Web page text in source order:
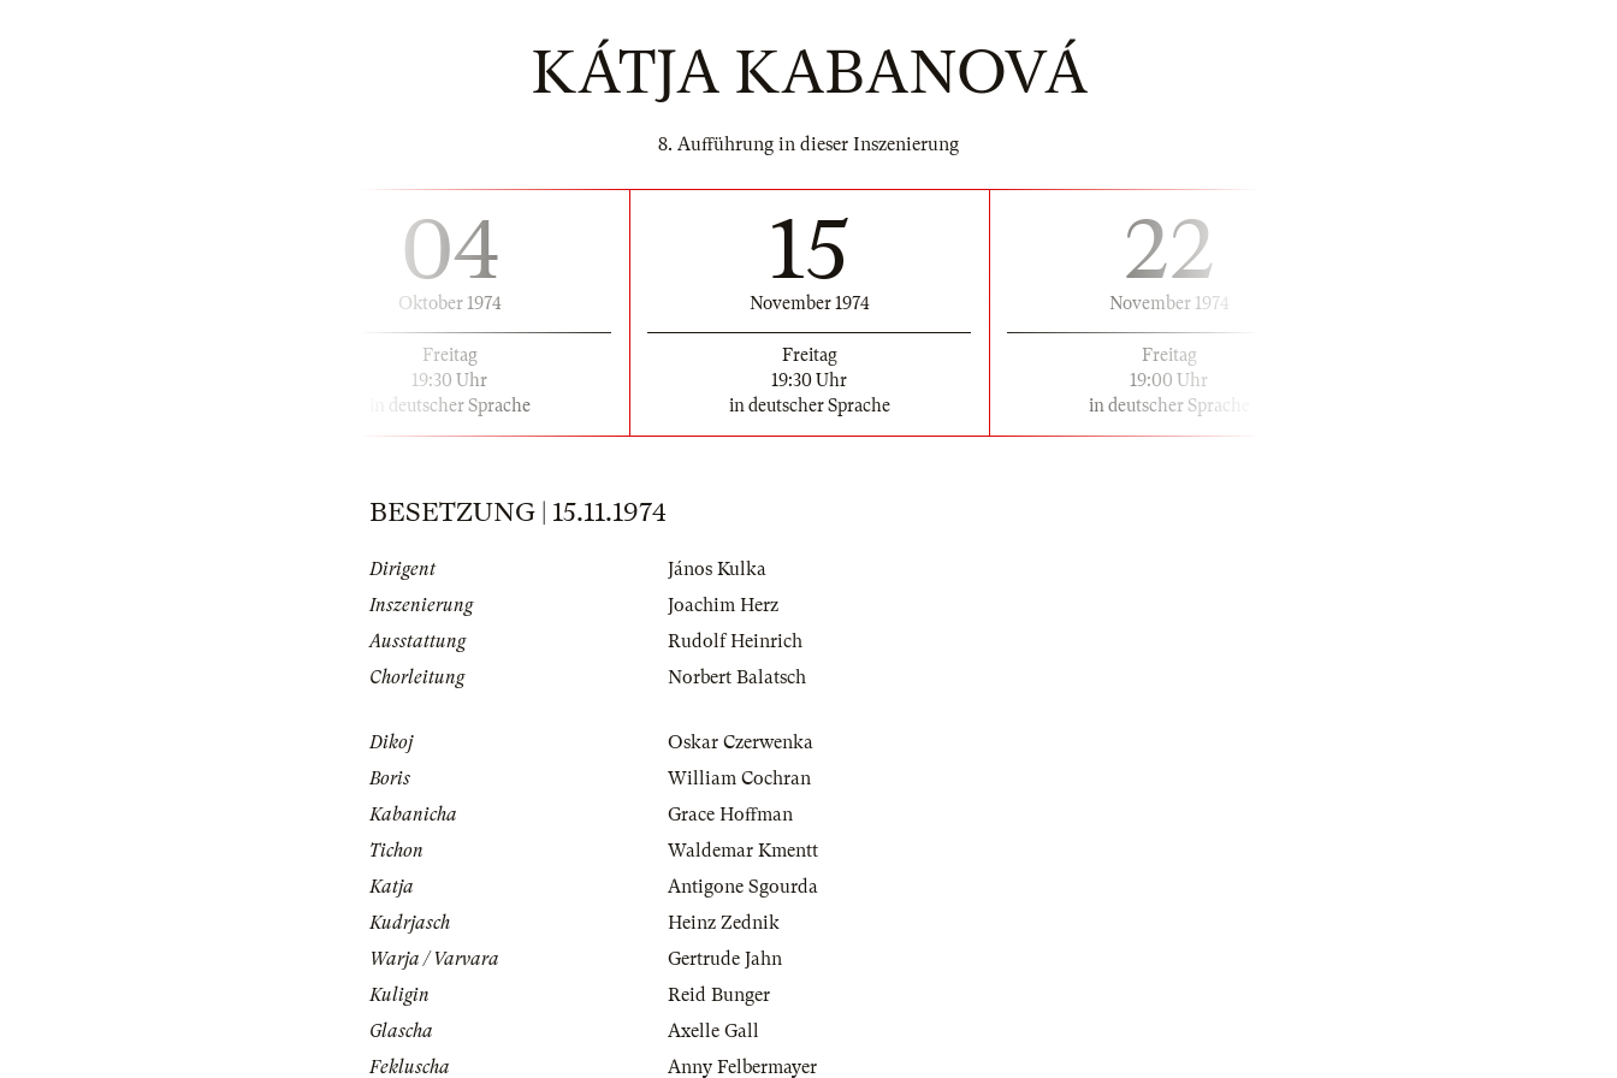
KÁTJA KABANOVÁ
8. Aufführung in dieser Inszenierung
04
Oktober 1974
Freitag
19:30 Uhr
in deutscher Sprache
15
November 1974
Freitag
19:30 Uhr
in deutscher Sprache
22
November 1974
Freitag
19:00 Uhr
in deutscher Sprache
BESETZUNG | 15.11.1974
Dirigent
János Kulka
Inszenierung
Joachim Herz
Ausstattung
Rudolf Heinrich
Chorleitung
Norbert Balatsch
Dikoj
Oskar Czerwenka
Boris
William Cochran
Kabanicha
Grace Hoffman
Tichon
Waldemar Kmentt
Katja
Antigone Sgourda
Kudrjasch
Heinz Zednik
Warja / Varvara
Gertrude Jahn
Kuligin
Reid Bunger
Glascha
Axelle Gall
Fekluscha
Anny Felbermayer